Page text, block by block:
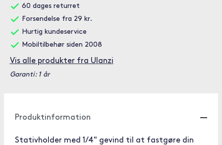
60 dages returret
Forsendelse fra 29 kr.
Hurtig kundeservice
Mobiltilbehør siden 2008
Vis alle produkter fra Ulanzi
Garanti: 1 år
Produktinformation
Stativholder med 1/4" gevind til at fastgøre din